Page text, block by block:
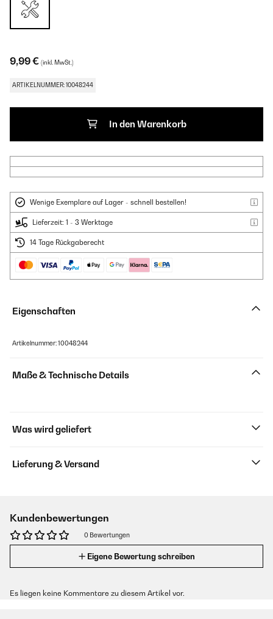
9,99 € (inkl. MwSt.)
ARTIKELNUMMER: 10048244
In den Warenkorb
Wenige Exemplare auf Lager - schnell bestellen!
Lieferzeit: 1 - 3 Werktage
14 Tage Rückgaberecht
Eigenschaften
Artikelnummer: 10048244
Maße & Technische Details
Was wird geliefert
Lieferung & Versand
Kundenbewertungen
0 Bewertungen
Eigene Bewertung schreiben
Es liegen keine Kommentare zu diesem Artikel vor.